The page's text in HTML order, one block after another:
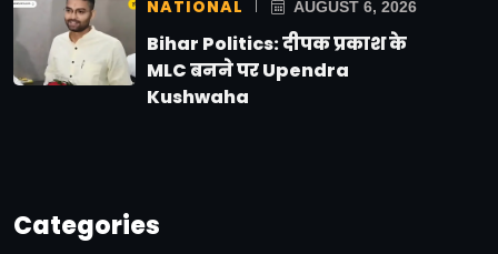
NATIONAL AUGUST 6, 2026
Bihar Politics: दीपक प्रकाश के
MLC बनने पर Upendra
Kushwaha
Categories